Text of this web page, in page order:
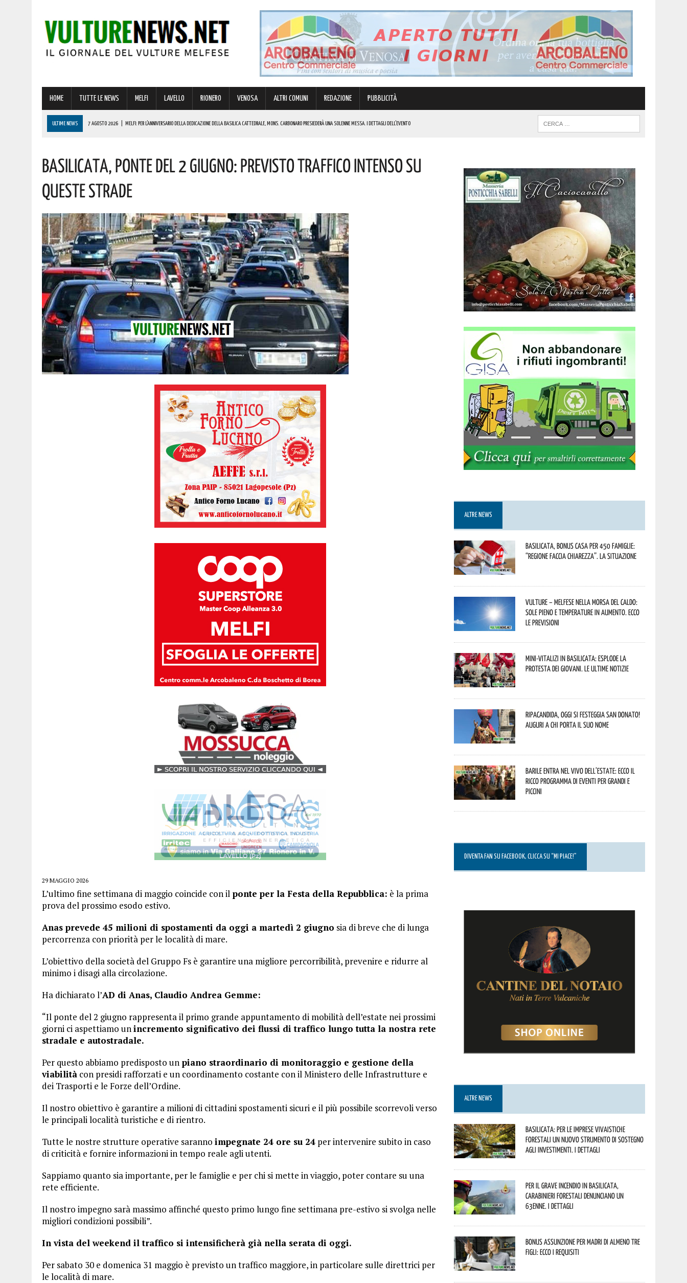
HOME TUTTE LE NEWS MELFI LAVELLO RIONERO VENOSA ALTRI COMUNI REDAZIONE PUBBLICITÀ
ULTIME NEWS 7 AGOSTO 2026 MELFI: PER L’ANNIVERSARIO DELLA DEDICAZIONE DELLA BASILICA CATTEDRALE, MONS. CARBONARO PRESIEDERÀ UNA SOLENNE MESSA. I DETTAGLI DELL’EVENTO
7 AGOSTO 2026 | RIONERO CELEBRA L’AMATISSIMA MADONNA DEL CARMELO: I CONCERTI DEI DIK DIK E DI GABBANI PER IL GRAN FINALE! I DETTAGLI
7 AGOSTO 2026 BENZINA ANNACQUATA E GASOLIO SPORCO, UN IMPIANTO SU CINQUE NON È IN REGOLA: “IL PROBLEMA RIGUARDA L’INTERO TERRITORIO NAZIONALE”! I DETTAGLI
Basilicata, Ponte Del 2 Giugno: Previsto Traffico Intenso Su
Queste Strade
29 MAGGIO 2026
L’ultimo fine settimana di maggio coincide con il ponte per la Festa della Repubblica: è la prima
prova del prossimo esodo estivo.
Anas prevede 45 milioni di spostamenti da oggi a martedì 2 giugno sia di breve che di lunga
percorrenza con priorità per le località di mare.
L’obiettivo della società del Gruppo Fs è garantire una migliore percorribilità, prevenire e ridurre al
minimo i disagi alla circolazione.
Ha dichiarato l’AD di Anas, Claudio Andrea Gemme:
“Il ponte del 2 giugno rappresenta il primo grande appuntamento di mobilità dell’estate nei prossimi
giorni ci aspettiamo unincremento significativo dei flussi di traffico lungo tutta la nostra rete
stradale e autostradale.
Per questo abbiamo predisposto un piano straordinario di monitoraggio e gestione della
viabilità con presidi rafforzati e un coordinamento costante con il Ministero delle Infrastrutture e
dei Trasporti e le Forze dell’Ordine.
Il nostro obiettivo è garantire a milioni di cittadini spostamenti sicuri e il più possibile scorrevoli verso
le principali località turistiche e di rientro.
Tutte le nostre strutture operative saranno impegnate 24 ore su 24 per intervenire subito in caso
di criticità e fornire informazioni in tempo reale agli utenti.
Sappiamo quanto sia importante, per le famiglie e per chi si mette in viaggio, poter contare su una
rete efficiente.
Il nostro impegno sarà massimo affinché questo primo lungo fine settimana pre-estivo si svolga nelle
migliori condizioni possibili”.
In vista del weekend il traffico si intensificherà già nella serata di oggi.
Per sabato 30 e domenica 31 maggio è previsto un traffico maggiore, in particolare sulle direttrici per
le località di mare.
ALTRE NEWS
Basilicata, Bonus casa per 450 famiglie:
“Regione faccia chiarezza”. La situazione
Vulture – melfese nella morsa del caldo:
sole pieno e temperature in aumento. Ecco
le previsioni
Mini-vitalizi in Basilicata: esplode la
protesta dei giovani. Le ultime notizie
Ripacandida, oggi si festeggia San Donato!
Auguri a chi porta il suo nome
Barile entra nel vivo dell’estate: ecco il
ricco programma di eventi per grandi e
piccini
DIVENTA FAN SU FACEBOOK, CLICCA SU “MI PIACE!”
ALTRE NEWS
Basilicata: per le imprese vivaistiche
forestali un nuovo strumento di sostegno
agli investimenti. I dettagli
Per il grave incendio in Basilicata,
Carabinieri forestali denunciano un
63enne. I dettagli
Bonus assunzione per madri di almeno tre
figli: ecco i requisiti